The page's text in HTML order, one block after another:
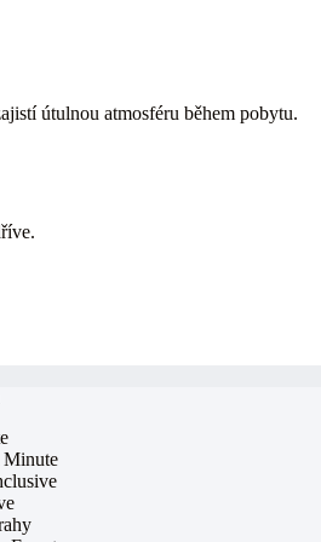
útulnou atmosféru během pobytu.
Minute